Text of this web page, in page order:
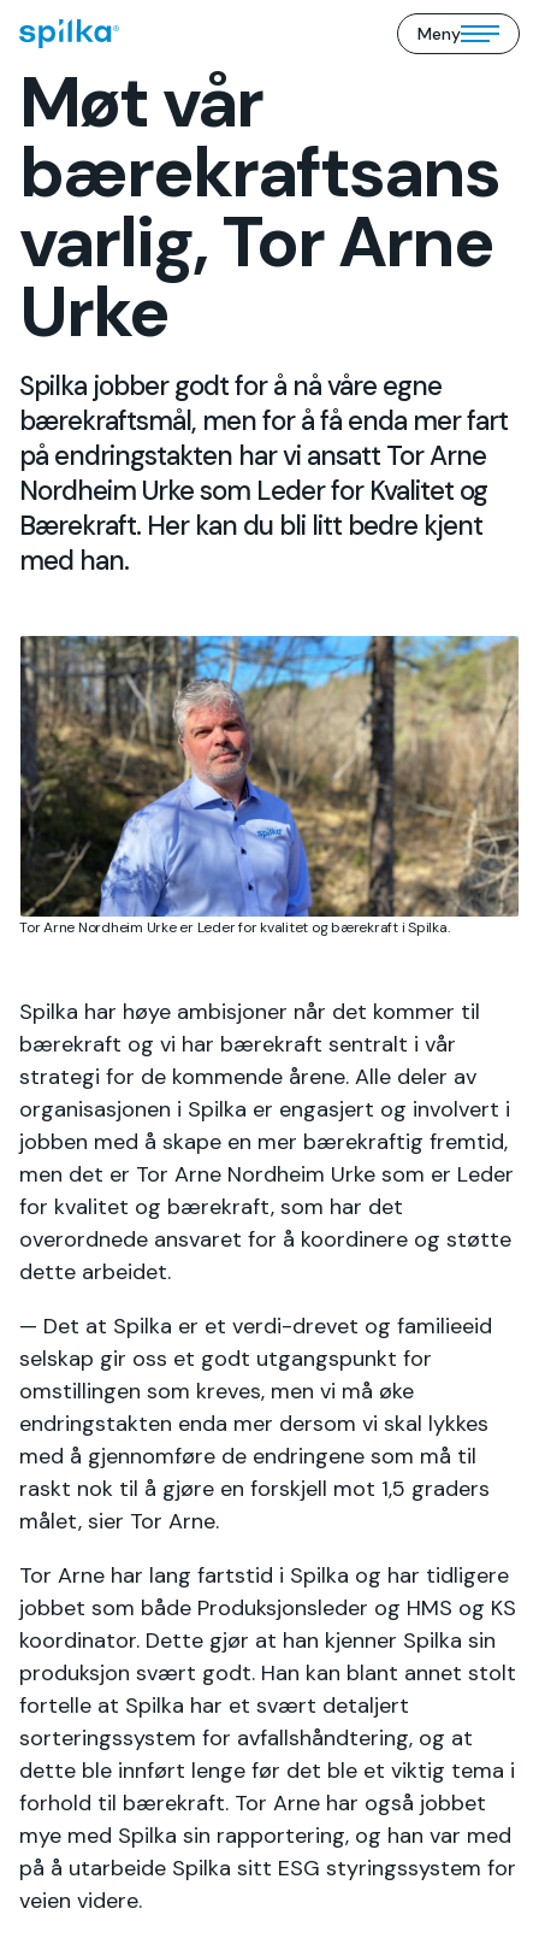
Spilka
(NO)
Meny
Open/close
Møt vår
bærekraftsans
varlig, Tor Arne
Urke
Spilka jobber godt for å nå våre egne
bærekraftsmål, men for å få enda mer fart
på endringstakten har vi ansatt Tor Arne
Nordheim Urke som Leder for Kvalitet og
Bærekraft. Her kan du bli litt bedre kjent
med han.
Tor Arne Nordheim Urke er Leder for kvalitet og bærekraft i Spilka.
Spilka har høye ambisjoner når det kommer til
bærekraft og vi har bærekraft sentralt i vår
strategi for de kommende årene. Alle deler av
organisasjonen i Spilka er engasjert og involvert i
jobben med å skape en mer bærekraftig fremtid,
men det er Tor Arne Nordheim Urke som er Leder
for kvalitet og bærekraft, som har det
overordnede ansvaret for å koordinere og støtte
dette arbeidet.
— Det at Spilka er et verdi-drevet og familieeid
selskap gir oss et godt utgangspunkt for
omstillingen som kreves, men vi må øke
endringstakten enda mer dersom vi skal lykkes
med å gjennomføre de endringene som må til
raskt nok til å gjøre en forskjell mot 1,5 graders
målet, sier Tor Arne.
Tor Arne har lang fartstid i Spilka og har tidligere
jobbet som både Produksjonsleder og HMS og KS
koordinator. Dette gjør at han kjenner Spilka sin
produksjon svært godt. Han kan blant annet stolt
fortelle at Spilka har et svært detaljert
sorteringssystem for avfallshåndtering, og at
dette ble innført lenge før det ble et viktig tema i
forhold til bærekraft. Tor Arne har også jobbet
mye med Spilka sin rapportering, og han var med
på å utarbeide Spilka sitt ESG styringssystem for
veien videre.